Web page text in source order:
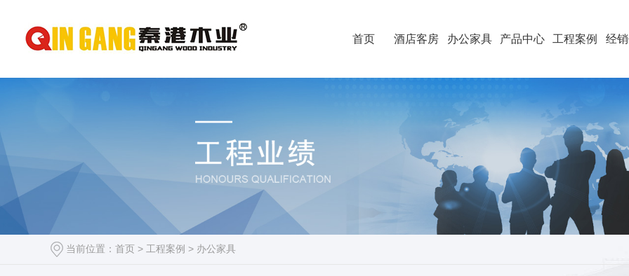
首页 酒店客房 办公家具 产品中心 工程案例 经
当前位置： 首页 > 工程案例 > 办公家具